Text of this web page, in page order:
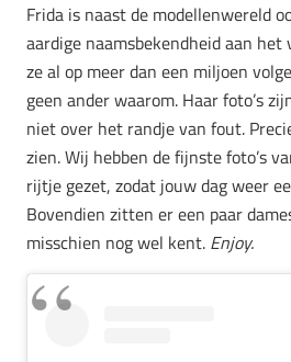
Frida is naast de modellenwereld
aardige naamsbekendheid aan
ze al op meer dan een miljoen
geen ander waarom. Haar foto’s
niet over het randje van fout.
zien. Wij hebben de fijnste foto’s
rijtje gezet, zodat jouw dag weer
Bovendien zitten er een paar
misschien nog wel kent. Enjoy.